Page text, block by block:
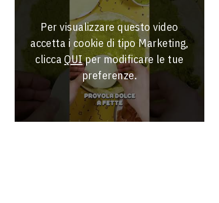
Per visualizzare questo video
accetta i cookie di tipo Marketing,
clicca QUIper modificare le tue
preferenze.